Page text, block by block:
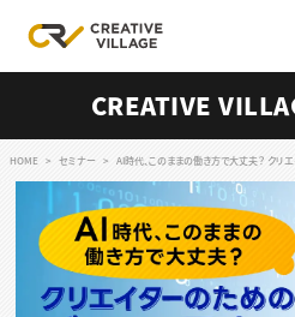
ログイン
RECRUIT
クリエイター求人を探す
CREATIVE
HOME セミナー AI時代、このままの働き方で大丈夫？ クリ